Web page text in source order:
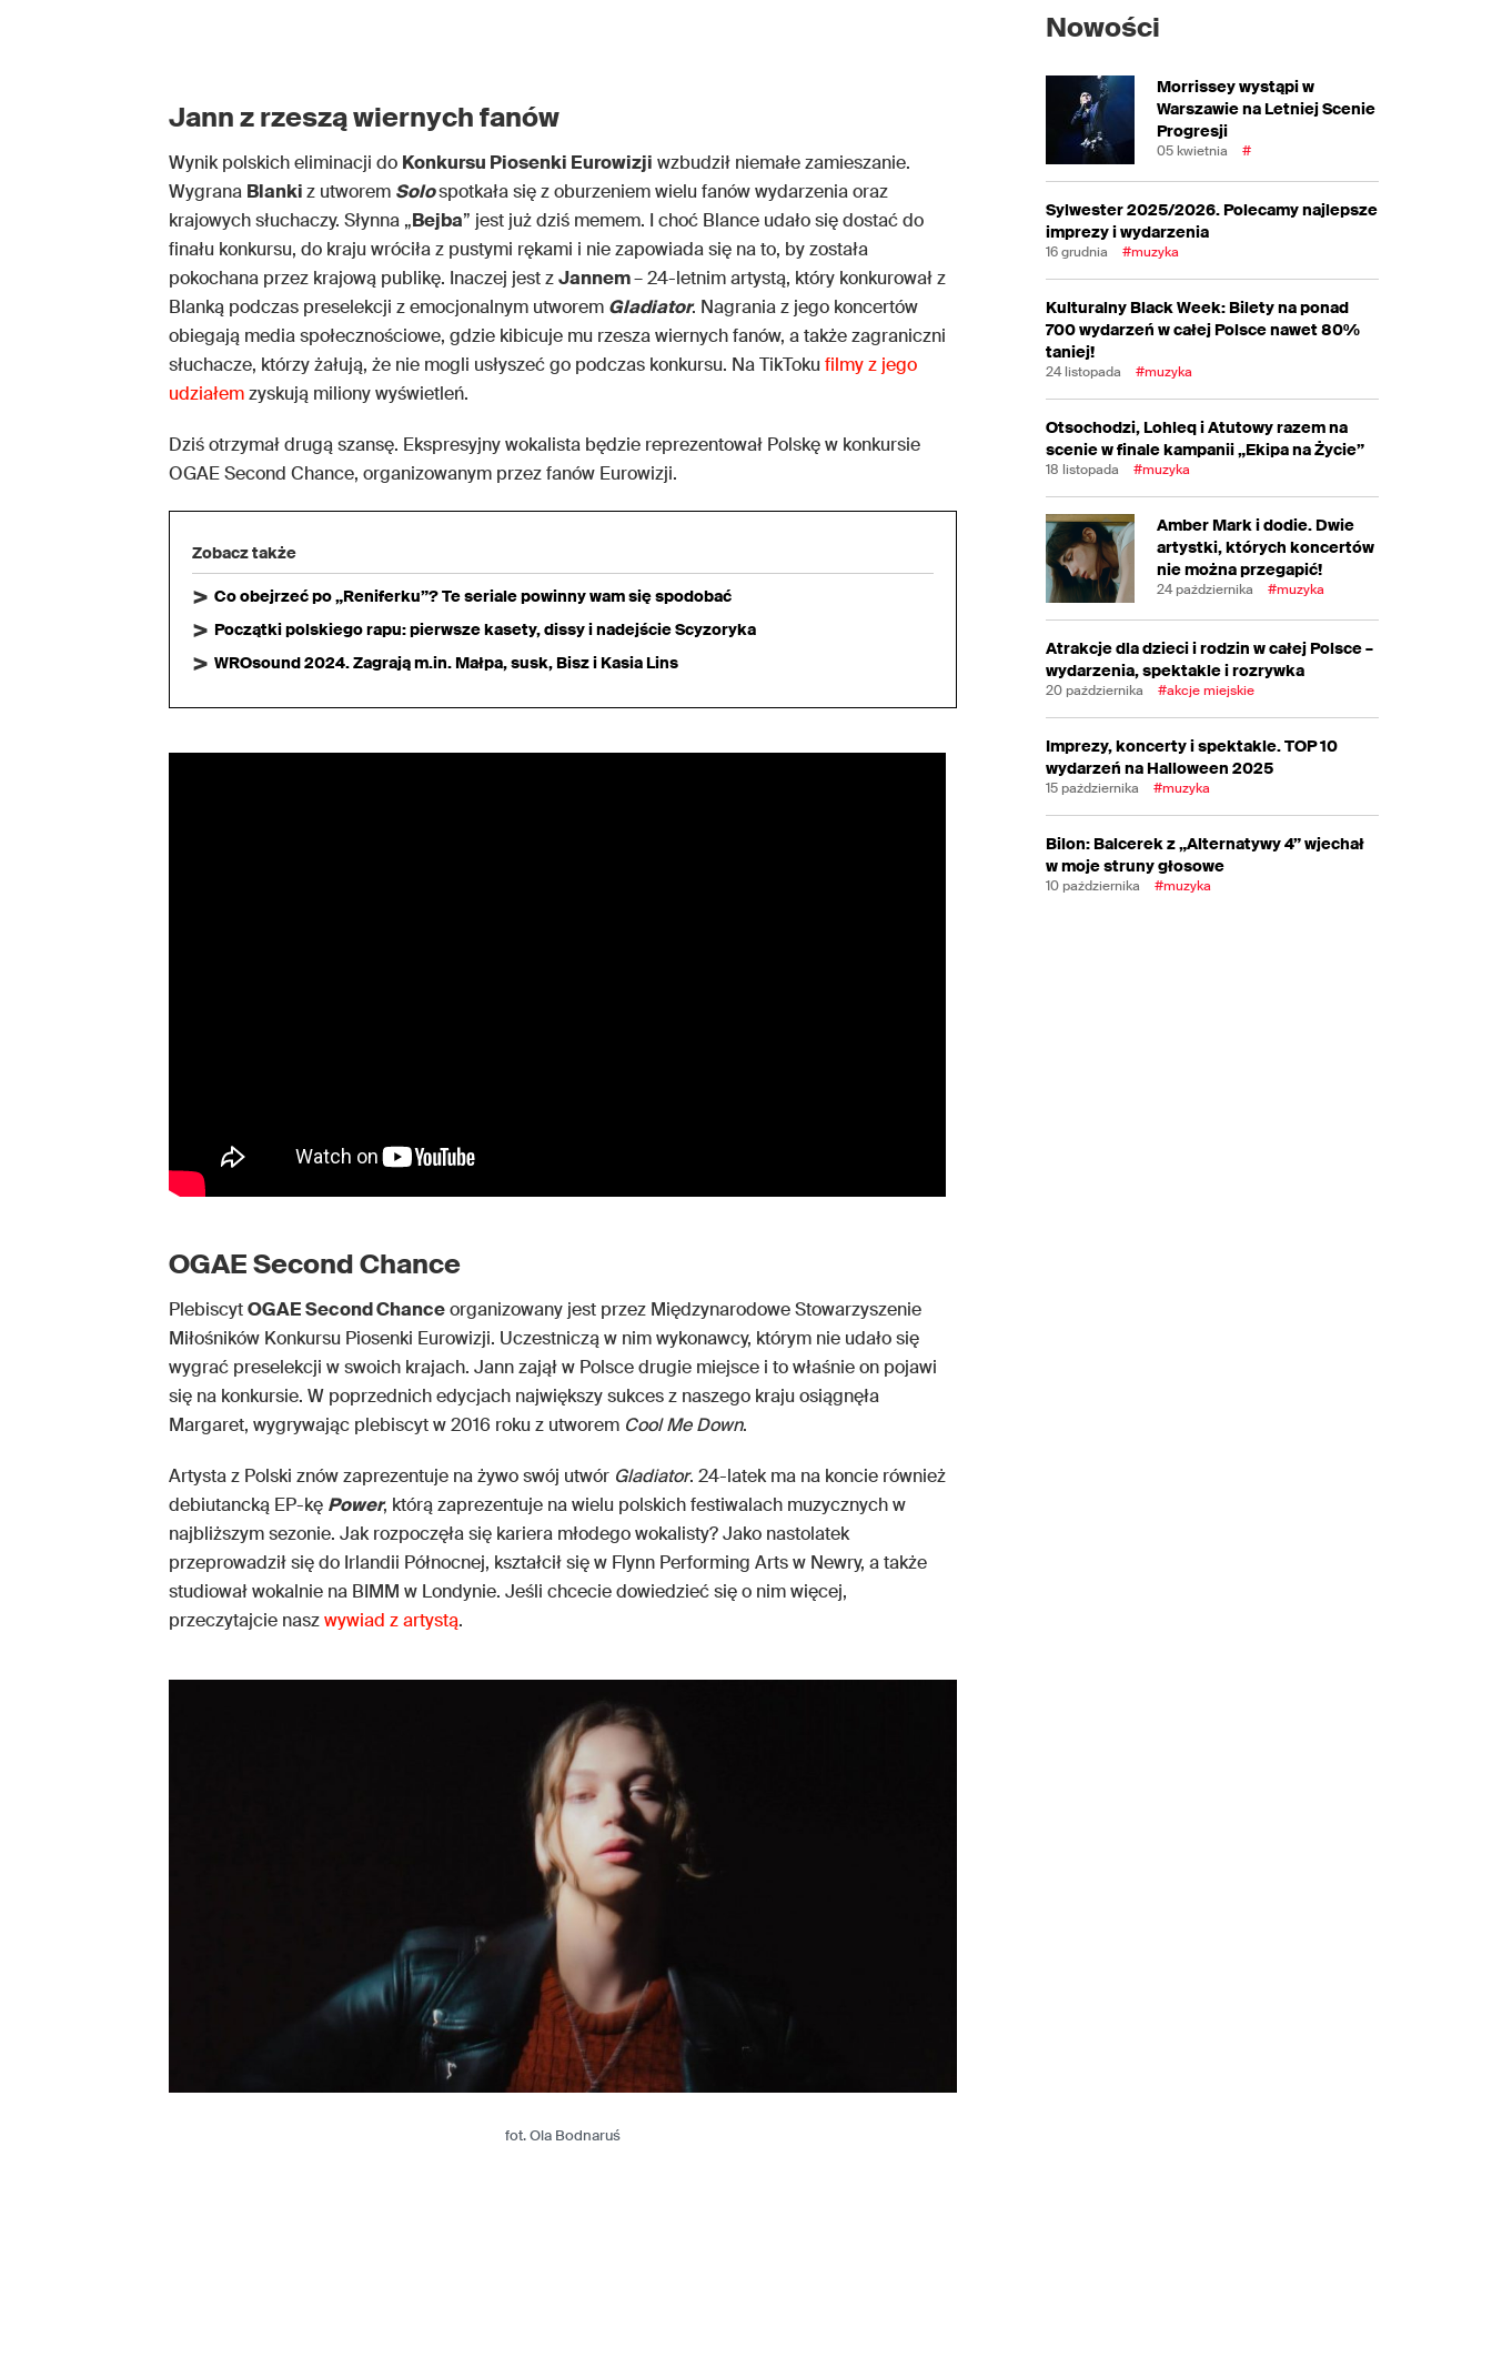
Jann z rzeszą wiernych fanów
Wynik polskich eliminacji do Konkursu Piosenki Eurowizji wzbudził niemałe zamieszanie.
Wygrana Blankiz utworem Solospotkała się z oburzeniem wielu fanów wydarzenia oraz
krajowych słuchaczy. Słynna „Bejba” jest już dziś memem. I choć Blance udało się dostać do
finału konkursu, do kraju wróciła z pustymi rękami i nie zapowiada się na to, by została
pokochana przez krajową publikę. Inaczej jest zJannem– 24-letnim artystą, który konkurował z
Blanką podczas preselekcji z emocjonalnym utworem Gladiator. Nagrania z jego koncertów
obiegają media społecznościowe, gdzie kibicuje mu rzesza wiernych fanów, a także zagraniczni
słuchacze, którzy żałują, że nie mogli usłyszeć go podczas konkursu. Na TikToku filmy z jego
udziałemzyskują miliony wyświetleń.
Dziś otrzymał drugą szansę. Ekspresyjny wokalista będzie reprezentował Polskę w konkursie
OGAE Second Chance, organizowanym przez fanów Eurowizji.
Zobacz także
Co obejrzeć po „Reniferku”? Te seriale powinny wam się spodobać
Początki polskiego rapu: pierwsze kasety, dissy i nadejście Scyzoryka
WROsound 2024. Zagrają m.in. Małpa, susk, Bisz i Kasia Lins
OGAE Second Chance
PlebiscytOGAE Second Chanceorganizowany jest przez Międzynarodowe Stowarzyszenie
Miłośników Konkursu Piosenki Eurowizji. Uczestniczą w nim wykonawcy, którym nie udało się
wygrać preselekcji w swoich krajach. Jann zajął w Polsce drugie miejsce i to właśnie on pojawi
się na konkursie. W poprzednich edycjach największy sukces z naszego kraju osiągnęła
Margaret, wygrywając plebiscyt w 2016 roku z utworem Cool Me Down.
Artysta z Polski znów zaprezentuje na żywo swój utwór Gladiator. 24-latek ma na koncie również
debiutancką EP-kę Power, którą zaprezentuje na wielu polskich festiwalach muzycznych w
najbliższym sezonie. Jak rozpoczęła się kariera młodego wokalisty? Jako nastolatek
przeprowadził się do Irlandii Północnej, kształcił się w Flynn Performing Arts w Newry, a także
studiował wokalnie na BIMM w Londynie. Jeśli chcecie dowiedzieć się o nim więcej,
przeczytajcie naszwywiad z artystą.
fot. Ola Bodnaruś
Nowości
Morrissey wystąpi w
Warszawie na Letniej Scenie
Progresji
05 kwietnia #
Sylwester 2025/2026. Polecamy najlepsze
imprezy i wydarzenia
16 grudnia #muzyka
Kulturalny Black Week: Bilety na ponad
700 wydarzeń w całej Polsce nawet 80%
taniej!
24 listopada #muzyka
Otsochodzi, Lohleq i Atutowy razem na
scenie w finale kampanii „Ekipa na Życie”
18 listopada #muzyka
Amber Mark i dodie. Dwie
artystki, których koncertów
nie można przegapić!
24 października #muzyka
Atrakcje dla dzieci i rodzin w całej Polsce –
wydarzenia, spektakle i rozrywka
20 października #akcje miejskie
Imprezy, koncerty i spektakle. TOP 10
wydarzeń na Halloween 2025
15 października #muzyka
Bilon: Balcerek z „Alternatywy 4” wjechał
w moje struny głosowe
10 października #muzyka